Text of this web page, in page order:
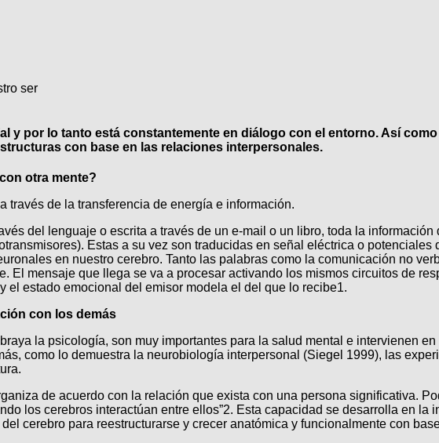
y por lo tanto está constantemente en diálogo con el entorno. Así
con base en las relaciones interpersonales.
otra mente?
través de la transferencia de energía e información.
del lenguaje o escrita a través de un e-mail o un libro, toda la
Estas a su vez son traducidas en señal eléctrica o
en nuestro cerebro. Tanto las palabras como la comunicación no
El mensaje que llega se va a procesar activando los mismos circuitos de
el estado emocional del emisor modela el del que lo recibe1.
con los demás
la psicología, son muy importantes para la salud mental e intervienen
como lo demuestra la neurobiología interpersonal (Siegel 1999), las
de acuerdo con la relación que exista con una persona significativa.
los cerebros interactúan entre ellos”2. Esta capacidad se desarrolla en
cerebro para reestructurarse y crecer anatómica y funcionalmente con